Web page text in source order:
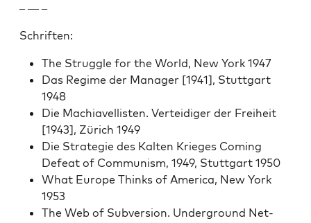
– — –
Schriften:
The Strug­gle for the World, New York 1947
Das Regime der Man­ag­er [1941], Stuttgart
1948
Die Machi­avel­lis­ten. Vertei­di­ger der Frei­heit
[1943], Zürich 1949
Die Strate­gie des Kalten Krieges Com­ing
Defeat of Com­mu­nism, 1949, Stuttgart 1950
What Europe Thinks of Amer­i­ca, New York
1953
The Web of Sub­ver­sion. Under­ground Net­